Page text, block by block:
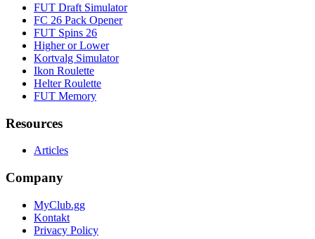
FUT Draft Simulator
FC 26 Pack Opener
FUT Spins 26
Higher or Lower
Kortvalg Simulator
Ikon Roulette
Helter Roulette
FUT Memory
Resources
Articles
Company
MyClub.gg
Kontakt
Privacy Policy